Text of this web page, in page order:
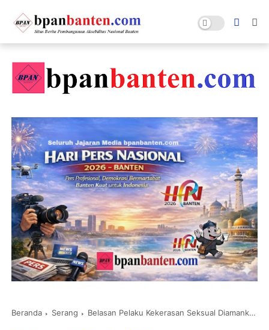
Beranda Serang Belasan Pelaku Kekerasan Seksual Diamankan Petugas Unit PPA Polres Serang Sepanjang Bulan Juli